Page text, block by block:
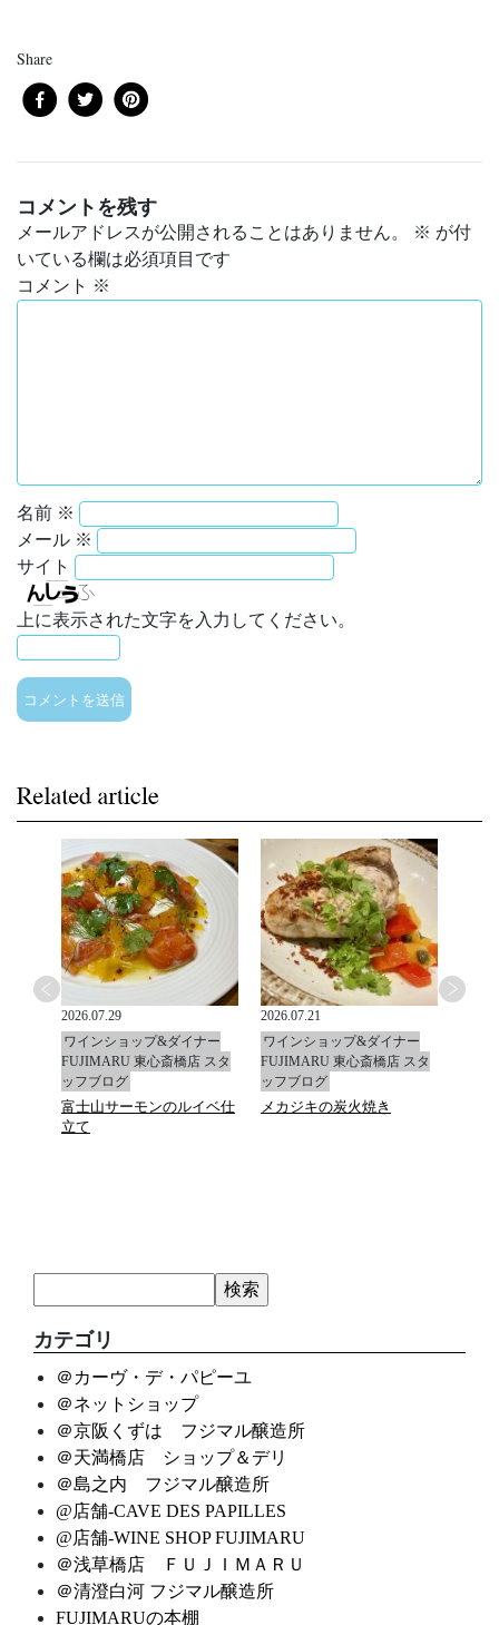
Share
コメントを残す
メールアドレスが公開されることはありません。 ※ が付
いている欄は必須項目です
コメント ※
名前 ※
メール ※
サイト
上に表示された文字を入力してください。
2026.07.29
ワインショップ&ダイナー
FUJIMARU 東心斎橋店 スタ
ッフブログ
富士山サーモンのルイベ仕
立て
2026.07.21
ワインショップ&ダイナー
FUJIMARU 東心斎橋店 スタ
ッフブログ
メカジキの炭火焼き
カテゴリ
＠カーヴ・デ・パピーユ
＠ネットショップ
＠京阪くずは フジマル醸造所
＠天満橋店 ショップ＆デリ
＠島之内 フジマル醸造所
@店舗-CAVE DES PAPILLES
@店舗-WINE SHOP FUJIMARU
＠浅草橋店 ＦＵＪＩＭＡＲＵ
＠清澄白河 フジマル醸造所
FUJIMARUの本棚